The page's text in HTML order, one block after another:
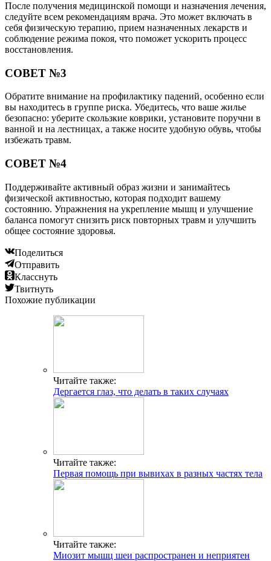
После получения медицинской помощи и назначения лечения,
следуйте всем рекомендациям врача. Это может включать в
себя физическую терапию, прием назначенных лекарств и
соблюдение режима покоя, что поможет ускорить процесс
восстановления.
СОВЕТ №3
Обратите внимание на профилактику падений, особенно если
вы находитесь в группе риска. Убедитесь, что ваше жилье
безопасно: уберите скользкие коврики, установите поручни в
ванной и на лестницах, а также носите удобную обувь, чтобы
избежать травм.
СОВЕТ №4
Поддерживайте активный образ жизни и занимайтесь
физической активностью, которая подходит вашему
состоянию. Упражнения на укрепление мышц и улучшение
баланса помогут снизить риск повторных травм и улучшить
общее состояние здоровья.
Поделиться
Отправить
Класснуть
Твитнуть
Похожие публикации
Читайте также:
Дергается глаз, что делать в таких случаях
Читайте также:
Первая помощь при вывихах в разных частях тела
Читайте также:
Миозит мышц шеи распространен и неприятен